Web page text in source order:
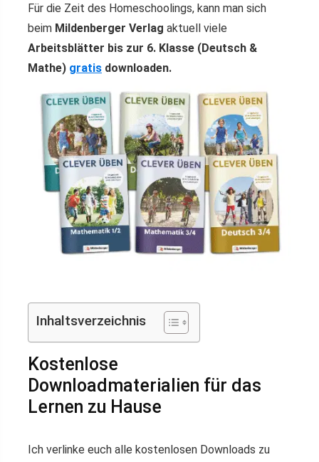
Für die Zeit des Homeschoolings, kann man sich
beim Mildenberger Verlag aktuell viele
Arbeitsblätter bis zur 6. Klasse (Deutsch &
Mathe) gratis downloaden.
Inhaltsverzeichnis
Kostenlose
Downloadmaterialien für das
Lernen zu Hause
Ich verlinke euch alle kostenlosen Downloads zu